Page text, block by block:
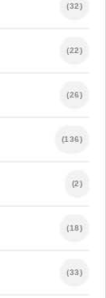
(32)
(22)
(26)
(136)
(2)
(18)
(33)